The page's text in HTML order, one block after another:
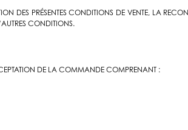
DES PRÉSENTES CONDITIONS DE VENTE, LA
CONDITIONS.
DE LA COMMANDE COMPRENANT :